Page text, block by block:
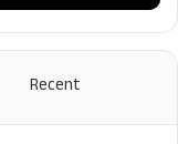
Recent